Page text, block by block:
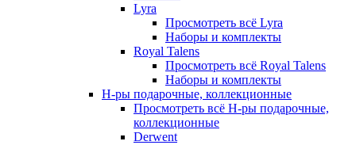
Lyra
Просмотреть всё Lyra
Наборы и комплекты
Royal Talens
Просмотреть всё Royal Talens
Наборы и комплекты
Н-ры подарочные, коллекционные
Просмотреть всё Н-ры подарочные,
коллекционные
Derwent